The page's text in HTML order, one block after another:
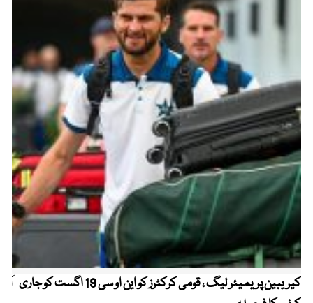
کیریبین پریمیئر لیگ ، قومی کرکٹرز کو این او سی 19 اگست کو جاری